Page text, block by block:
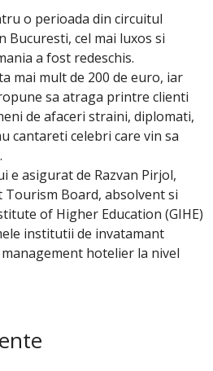
o perioada din circuitul
Bucuresti, cel mai luxos si
a fost redeschis.
mai mult de 200 de euro, iar
sa atraga printre clienti
de afaceri straini, diplomati,
cantareti celebri care vin sa
e asigurat de Razvan Pirjol,
Board, absolvent si
of Higher Education (GIHE)
institutii de invatamant
hotelier la nivel